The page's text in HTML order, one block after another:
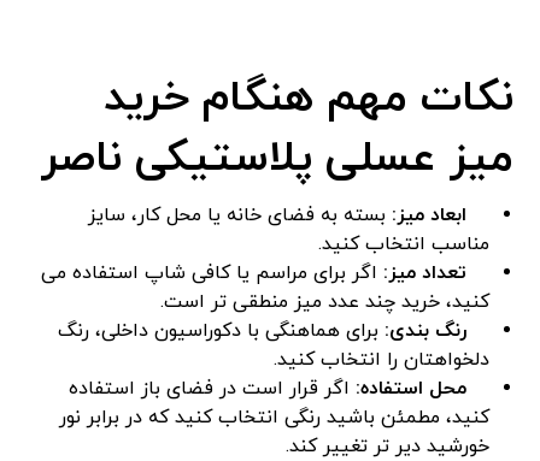
نکات مهم هنگام خرید
میز عسلی پلاستیکی ناصر
ابعاد میز: بسته به فضای خانه یا محل کار، سایز
مناسب انتخاب کنید.
تعداد میز: اگر برای مراسم یا کافی ‌شاپ استفاده می‌
کنید، خرید چند عدد میز منطقی ‌تر است.
رنگ ‌بندی: برای هماهنگی با دکوراسیون داخلی، رنگ
دلخواهتان را انتخاب کنید.
محل استفاده: اگر قرار است در فضای باز استفاده
کنید، مطمئن باشید رنگی انتخاب کنید که در برابر نور
خورشید دیر تر تغییر کند.